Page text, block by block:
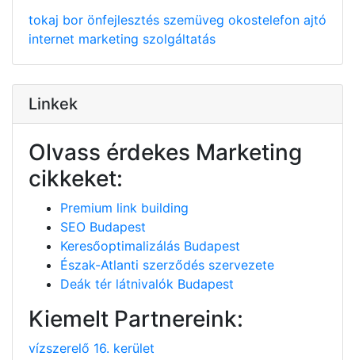
tokaj bor önfejlesztés szemüveg okostelefon ajtó
internet marketing szolgáltatás
Linkek
Olvass érdekes Marketing
cikkeket:
Premium link building
SEO Budapest
Keresőoptimalizálás Budapest
Észak-Atlanti szerződés szervezete
Deák tér látnivalók Budapest
Kiemelt Partnereink:
vízszerelő 16. kerület